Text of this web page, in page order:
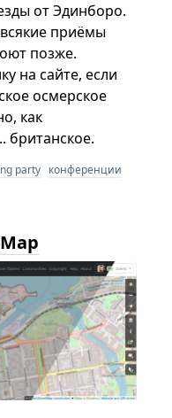
от Эдинборо.
приёмы
позже.
на сайте, если
осмерское
как
британское.
party конференции